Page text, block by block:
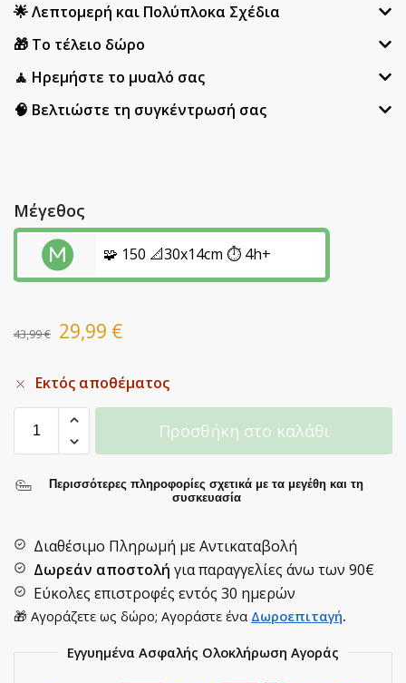
🌟 Λεπτομερή και Πολύπλοκα Σχέδια
🎁 Το τέλειο δώρο
🧘 Ηρεμήστε το μυαλό σας
🧠 Βελτιώστε τη συγκέντρωσή σας
Μέγεθος
🧩 150 📐30x14cm ⏱️ 4h+
43,99€ 29,99 €
Εκτός αποθέματος
Προσθήκη στο καλάθι
Περισσότερες πληροφορίες σχετικά με τα μεγέθη και τη
συσκευασία
Διαθέσιμο Πληρωμή με Αντικαταβολή
Δωρεάν αποστολή για παραγγελίες άνω των 90€
Εύκολες επιστροφές εντός 30 ημερών
🎁 Αγοράζετε ως δώρο; Αγοράστε ένα Δωροεπιταγή.
Εγγυημένα Ασφαλής Ολοκλήρωση Αγοράς